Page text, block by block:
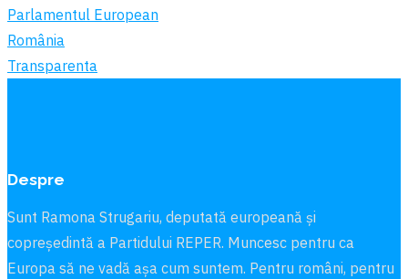
Parlamentul European
România
Transparenta
Despre
Sunt Ramona Strugariu, deputată europeană și
copreședintă a Partidului REPER. Muncesc pentru ca
Europa să ne vadă aşa cum suntem. Pentru români, pentru